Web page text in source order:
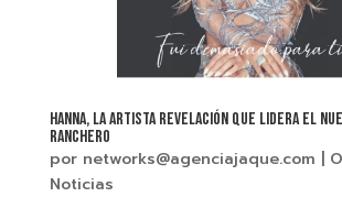
HANNA, LA ARTISTA REVELACIÓN QUE LIDERA EL
RANCHERO
por networks@agenciajaque.com |
Noticias